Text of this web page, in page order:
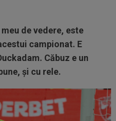
de vedere, este
campionat. E
Căbuz e un
și cu rele.